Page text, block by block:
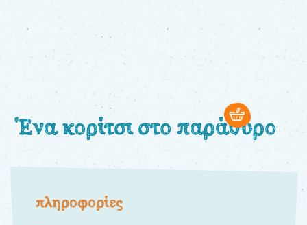
Ένα κορίτσι στο παράθυρο
πληροφορίες
Βιβλία
Εκπαιδευτικά
Παρακολούθηση
download